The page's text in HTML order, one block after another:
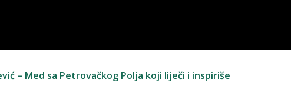
– Med sa Petrovačkog Polja koji liječi i inspiriše